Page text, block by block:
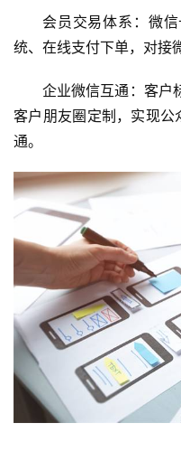
小
开
发
微
信
发
P
P
发
会员交易体系：微
统、在线支付下单，对接
企业微信互通：客户
客户朋友圈定制，实现
通。